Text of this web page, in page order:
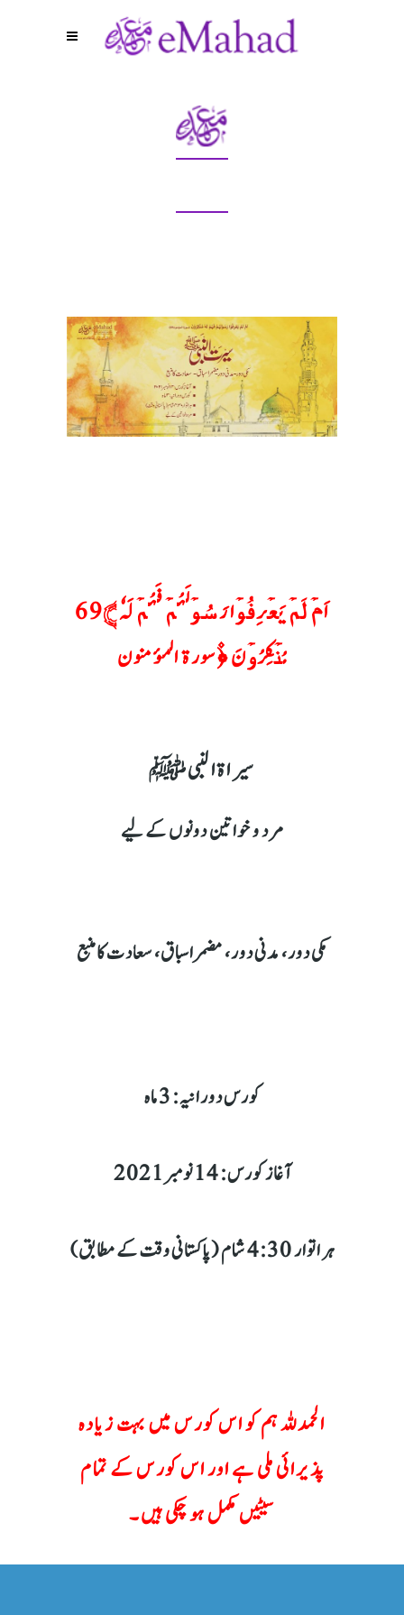
69﴾اَمۡ لَمۡ یَعۡرِفُوۡا رَسُوۡلَہُمۡ فَہُمۡ لَہٗ
مُنۡکِرُوۡنَ ﴿۫سورة المؤمنون
سیراةالنبىﷺ
مرد و خواتین دونوں کے لیے
مکی دور،مدنی دور،مضمراسباق،سعادت کا منبع
کورس دورانیہ: 3 ماہ
آغاز کورس: 14 نومبر2021
ہر اتوار 4:30 شام (پاکستانی وقت کے مطابق)
الحمدللہ ہم کو اس کورس میں بہت زیادہ
پذیرائی ملی ہے اور اس کورس کے تمام
سیٹیں مکمل ہو چکی ہیں۔